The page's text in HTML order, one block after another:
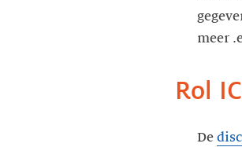
meer
Rol
De